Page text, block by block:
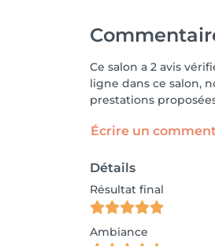
Ce salon a 2 avis
ligne dans ce salon,
prestations
Écrire un
Détails
Résultat final
Ambiance